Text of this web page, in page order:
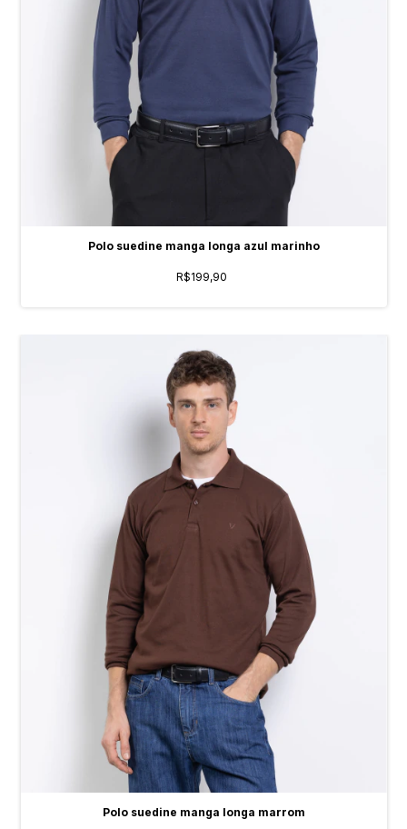
Polo suedine manga longa azul marinho
R$199,90
Polo suedine manga longa marrom